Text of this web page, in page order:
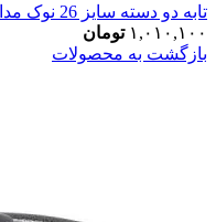
تابه دو دسته سایز 26 نوک مدادی مدل سربی عروس
۱,۰۱۰,۱۰۰ تومان
بازگشت به محصولات